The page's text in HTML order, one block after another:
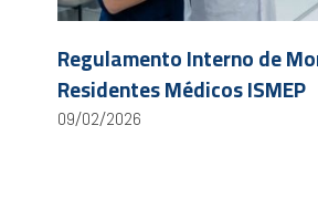
Regulamento Interno de
Residentes Médicos ISMEP
09/02/2026